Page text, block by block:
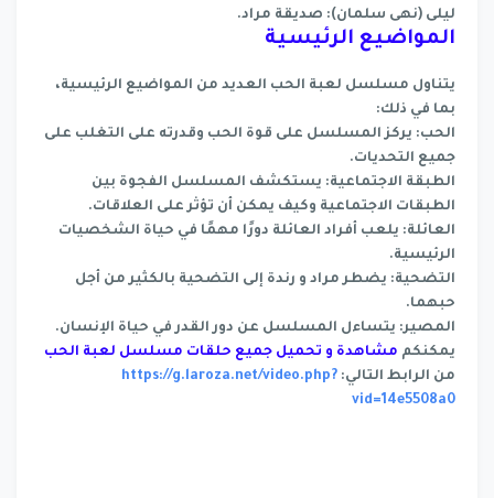
ليلى (نهى سلمان): صديقة مراد.
المواضيع الرئيسية
يتناول مسلسل لعبة الحب العديد من المواضيع الرئيسية،
بما في ذلك:
الحب: يركز المسلسل على قوة الحب وقدرته على التغلب على
جميع التحديات.
الطبقة الاجتماعية: يستكشف المسلسل الفجوة بين
الطبقات الاجتماعية وكيف يمكن أن تؤثر على العلاقات.
العائلة: يلعب أفراد العائلة دورًا مهمًا في حياة الشخصيات
الرئيسية.
التضحية: يضطر مراد و رندة إلى التضحية بالكثير من أجل
حبهما.
المصير: يتساءل المسلسل عن دور القدر في حياة الإنسان.
يمكنكم مشاهدة و تحميل جميع حلقات مسلسل لعبة الحب
من الرابط التالي: https://g.laroza.net/video.php?
vid=14e5508a0